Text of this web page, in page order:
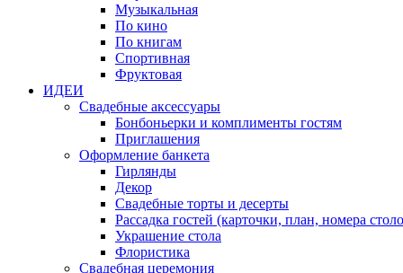
Музыкальная
По кино
По книгам
Спортивная
Фруктовая
ИДЕИ
Свадебные аксессуары
Бонбоньерки и комплименты гостям
Приглашения
Оформление банкета
Гирлянды
Декор
Свадебные торты и десерты
Рассадка гостей (карточки, план, номера
Украшение стола
Флористика
Свадебная церемония